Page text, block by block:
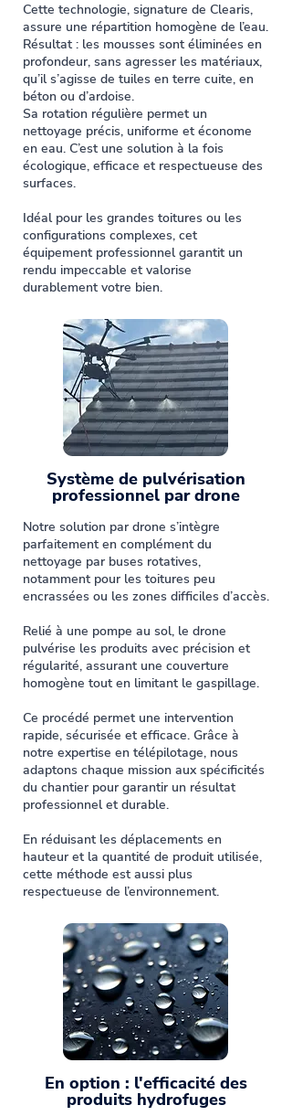
Cette technologie, signature de Clearis,
assure une répartition homogène de l’eau.
Résultat : les mousses sont éliminées en
profondeur, sans agresser les matériaux,
qu’il s’agisse de tuiles en terre cuite, en
béton ou d’ardoise.
Sa rotation régulière permet un
nettoyage précis, uniforme et économe
en eau. C’est une solution à la fois
écologique, efficace et respectueuse des
surfaces.
Idéal pour les grandes toitures ou les
configurations complexes, cet
équipement professionnel garantit un
rendu impeccable et valorise
durablement votre bien.
Système de pulvérisation
professionnel par drone
Notre solution par drone s’intègre
parfaitement en complément du
nettoyage par buses rotatives,
notamment pour les toitures peu
encrassées ou les zones difficiles d’accès.
Relié à une pompe au sol, le drone
pulvérise les produits avec précision et
régularité, assurant une couverture
homogène tout en limitant le gaspillage.
Ce procédé permet une intervention
rapide, sécurisée et efficace. Grâce à
notre expertise en télépilotage, nous
adaptons chaque mission aux spécificités
du chantier pour garantir un résultat
professionnel et durable.
En réduisant les déplacements en
hauteur et la quantité de produit utilisée,
cette méthode est aussi plus
respectueuse de l’environnement.
En option : l'efficacité des
produits hydrofuges